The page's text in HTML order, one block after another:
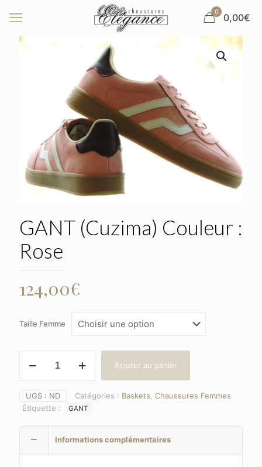
0 0,00€
GANT (Cuzima) Couleur :
Rose
124,00€
Taille Femme
(Cuzima)
Couleur
Ajouter au panier
UGS : ND Catégories : Baskets Chaussures Femmes
Étiquette :
GANT
Informations complémentaires